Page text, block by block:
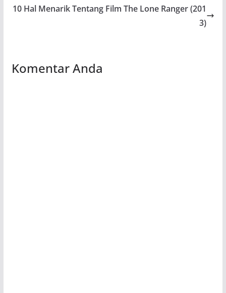
10 Hal Menarik Tentang Film The Lone Ranger (201
3)
Komentar Anda